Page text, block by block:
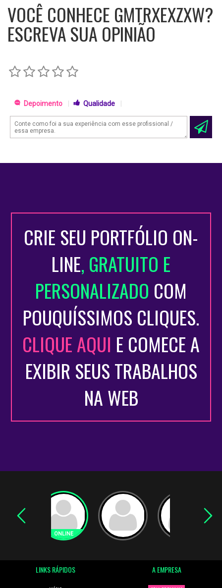
VOCÊ CONHECE GMTRXEXZXW?
ESCREVA SUA OPINIÃO
Depoimento Qualidade
CRIE SEU PORTFÓLIO ON-
LINE, GRATUITO E
PERSONALIZADO COM
POUQUÍSSIMOS CLIQUES.
CLIQUE AQUI E COMECE A
EXIBIR SEUS TRABALHOS
NA WEB
LINKS RÁPIDOS A EMPRESA